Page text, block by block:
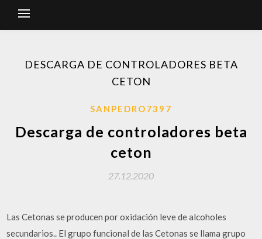
DESCARGA DE CONTROLADORES BETA
CETON
SANPEDRO7397
Descarga de controladores beta
ceton
27.12.2020
Las Cetonas se producen por oxidación leve de alcoholes
secundarios.. El grupo funcional de las Cetonas se llama grupo